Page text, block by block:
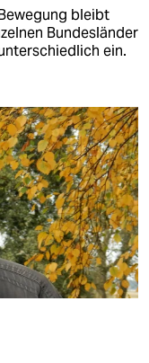
bleibt
Bundesländer
ein.